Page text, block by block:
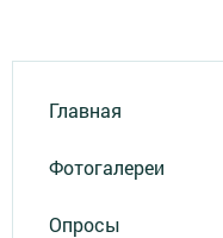
Главная
Фотогалереи
Опросы